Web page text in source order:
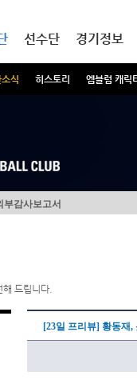
식 히스토리 엠블럼 캐릭
선수단 경기정보
부감사보고서
드립니다.
[23일 프리뷰] 황동재